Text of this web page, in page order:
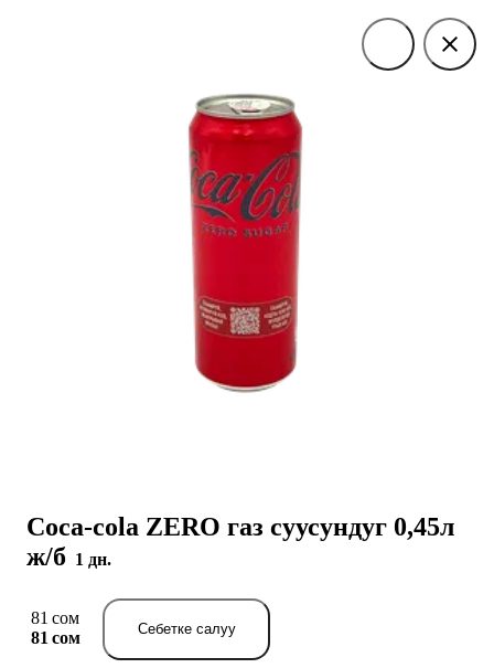
Coca-cola ZERO газ суусундуг 0,45л
ж/б 1 дн.
81 сом
81 сом
Себетке салуу